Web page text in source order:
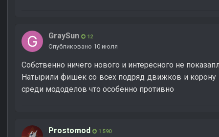
GraySun 12
Опубликовано 10 июля
Собственно ничего нового и интересного не
Натырили фишек со всех подряд движков и корону
среди мододелов что особенно противно
Prostomod 1 590